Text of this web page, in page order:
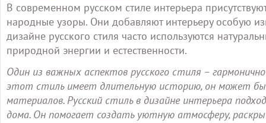
В современном русском стиле интерьера
народные узоры. Они добавляют интерьеру особую
дизайне русского стиля часто используются
природной энергии и естественности.
Один из важных аспектов русского стиля –
этот стиль имеет длительную историю, он может
материалов. Русский стиль в дизайне интерьера
дома. Он помогает создать уютную атмосферу,